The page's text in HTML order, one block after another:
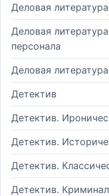
Деловая
Деловая
персонала
Деловая
Детектив
Детектив.
Детектив.
Детектив.
Детектив.